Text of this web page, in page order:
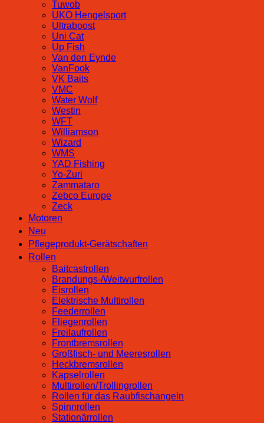
Tuwob
UKO Hengelsport
Ultraboost
Uni Cat
Up Fish
Van den Eynde
VanFook
VK Baits
VMC
Water Wolf
Westin
WFT
Williamson
Wizard
WMS
YAD Fishing
Yo-Zuri
Zammataro
Zebco Europe
Zeck
Motoren
Neu
Pflegeprodukt-Gerätschaften
Rollen
Baitcastrollen
Brandungs-/Weitwurfrollen
Eisrollen
Elektrische Multirollen
Feederrollen
Fliegenrollen
Freilaufrollen
Frontbremsrollen
Großfisch- und Meeresrollen
Heckbremsrollen
Kapselrollen
Multirollen/Trollingrollen
Rollen für das Raubfischangeln
Spinnrollen
Stationärrollen